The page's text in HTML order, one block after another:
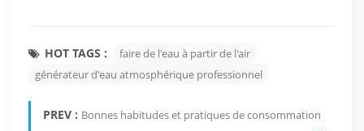
HOT TAGS :
faire de l'eau à partir de l'air
générateur d'eau atmosphérique professionnel
PREV : Bonnes habitudes et pratiques de consommation